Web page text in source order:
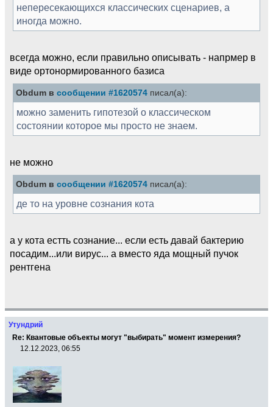
непересекающихся классических сценариев, а
иногда можно.
всегда можно, если правильно описывать - напрмер в
виде ортонормированного базиса
Obdum в сообщении #1620574 писал(а):
можно заменить гипотезой о классическом
состоянии которое мы просто не знаем.
не можно
Obdum в сообщении #1620574 писал(а):
де то на уровне сознания кота
а у кота естть сознание... если есть давай бактерию
посадим...или вирус... а вместо яда мощный пучок
рентгена
Утундрий
Re: Квантовые объекты могут "выбирать" момент измерения?
12.12.2023, 06:55